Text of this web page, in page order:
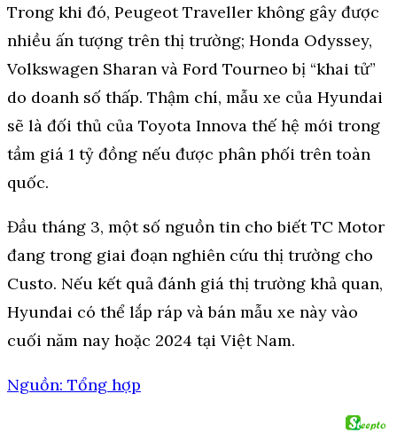
Trong khi đó, Peugeot Traveller không gây được
nhiều ấn tượng trên thị trường; Honda Odyssey,
Volkswagen Sharan và Ford Tourneo bị “khai tử”
do doanh số thấp. Thậm chí, mẫu xe của Hyundai
sẽ là đối thủ của Toyota Innova thế hệ mới trong
tầm giá 1 tỷ đồng nếu được phân phối trên toàn
quốc.
Đầu tháng 3, một số nguồn tin cho biết TC Motor
đang trong giai đoạn nghiên cứu thị trường cho
Custo. Nếu kết quả đánh giá thị trường khả quan,
Hyundai có thể lắp ráp và bán mẫu xe này vào
cuối năm nay hoặc 2024 tại Việt Nam.
Nguồn: Tổng hợp